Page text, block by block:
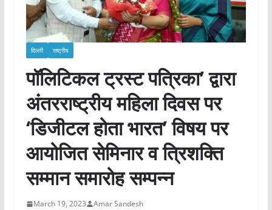
दिल्ली राष्ट्रीय
पॉलिटिकल ट्रस्ट पत्रिका’ द्वारा
अंतरराष्ट्रीय महिला दिवस पर
‘डिजीटल होता भारत’ विषय पर
आयोजित सेमिनार व त्रिशक्ति
सम्मान समारोह सम्पन्न
March 19, 2023 Amar Sandesh